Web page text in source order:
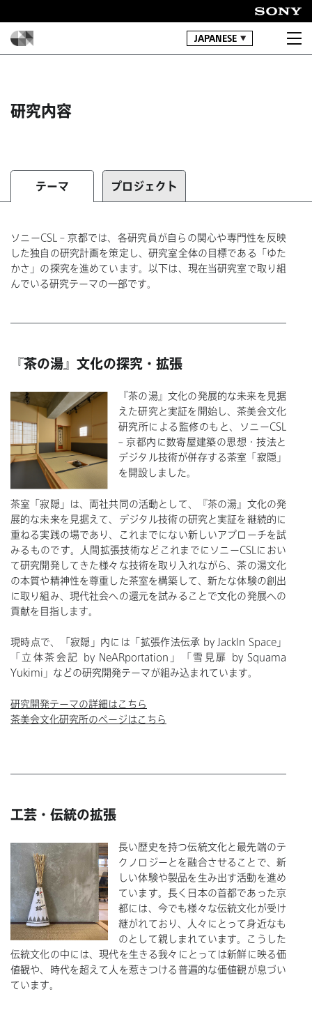
JAPANESE
研究内容
テーマ プロジェクト
ソニーCSL – 京都では、各研究員が自らの関心や専門性を反映
した独自の研究計画を策定し、研究室全体の目標である「ゆた
かさ」の探究を進めています。以下は、現在当研究室で取り組
んでいる研究テーマの一部です。
『茶の湯』文化の探究・拡張
『茶の湯』文化の発展的な未来を見据
えた研究と実証を開始し、茶美会文化
研究所による監修のもと、ソニーCSL
– 京都内に数寄屋建築の思想・技法と
デジタル技術が併存する茶室「寂隠」
を開設しました。
茶室「寂隠」は、両社共同の活動として、『茶の湯』文化の発
展的な未来を見据えて、デジタル技術の研究と実証を継続的に
重ねる実践の場であり、これまでにない新しいアプローチを試
みるものです。人間拡張技術などこれまでにソニーCSLにおい
て研究開発してきた様々な技術を取り入れながら、茶の湯文化
の本質や精神性を尊重した茶室を構築して、新たな体験の創出
に取り組み、現代社会への還元を試みることで文化の発展への
貢献を目指します。
現時点で、「寂隠」内には「拡張作法伝承 by JackIn Space」
「立体茶会記 by NeARportation」「雪見扉 by Squama
Yukimi」などの研究開発テーマが組み込まれています。
研究開発テーマの詳細はこちら
茶美会文化研究所のページはこちら
工芸・伝統の拡張
長い歴史を持つ伝統文化と最先端のテ
クノロジーとを融合させることで、新
しい体験や製品を生み出す活動を進め
ています。長く日本の首都であった京
都には、今でも様々な伝統文化が受け
継がれており、人々にとって身近なも
のとして親しまれています。こうした
伝統文化の中には、現代を生きる我々にとっては新鮮に映る価
値観や、時代を超えて人を惹きつける普遍的な価値観が息づい
ています。